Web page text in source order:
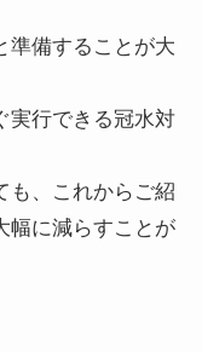
準備することが大
実行できる冠水対
も、これからご紹
幅に減らすことが